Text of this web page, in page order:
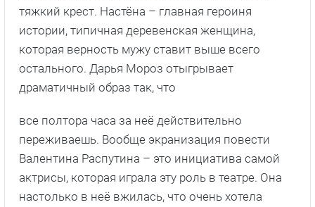
тяжкий крест. Настёна – главная героиня
истории, типичная деревенская женщина,
которая верность мужу ставит выше всего
остального. Дарья Мороз отыгрывает
драматичный образ так, что
все полтора часа за неё действительно
переживаешь. Вообще экранизация повести
Валентина Распутина – это инициатива самой
актрисы, которая играла эту роль в театре. Она
настолько в неё вжилась, что очень хотела